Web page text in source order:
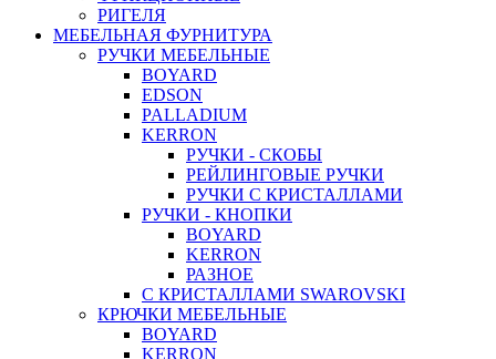
РИГЕЛЯ
МЕБЕЛЬНАЯ ФУРНИТУРА
РУЧКИ МЕБЕЛЬНЫЕ
BOYARD
EDSON
PALLADIUM
KERRON
РУЧКИ - СКОБЫ
РЕЙЛИНГОВЫЕ РУЧКИ
РУЧКИ С КРИСТАЛЛАМИ
РУЧКИ - КНОПКИ
BOYARD
KERRON
РАЗНОЕ
С КРИСТАЛЛАМИ SWAROVSKI
КРЮЧКИ МЕБЕЛЬНЫЕ
BOYARD
KERRON